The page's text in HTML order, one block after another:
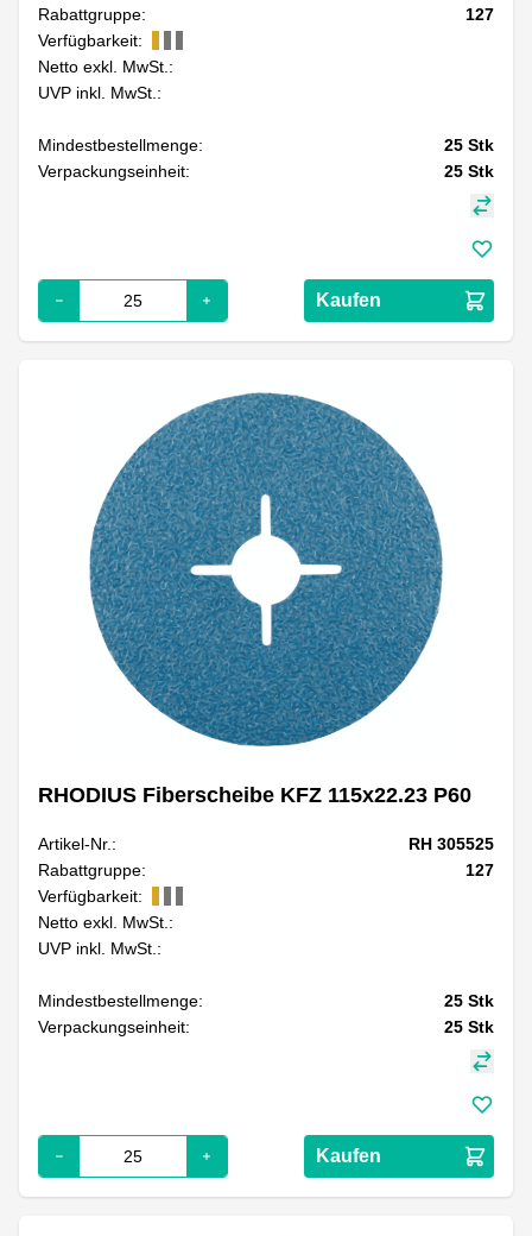
Rabattgruppe:
127
Verfügbarkeit:
Netto exkl. MwSt.:
UVP inkl. MwSt.:
Mindestbestellmenge: 25 Stk
Verpackungseinheit:
25 Stk
Kaufen
RHODIUS Fiberscheibe KFZ 115x22.23 P60
Artikel-Nr.:
RH 305525
Rabattgruppe:
127
Verfügbarkeit:
Netto exkl. MwSt.:
UVP inkl. MwSt.:
Mindestbestellmenge: 25 Stk
Verpackungseinheit:
25 Stk
Kaufen